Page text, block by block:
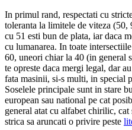
In primul rand, respectati cu
toleranta la limitele de viteza
cu 51 esti bun de plata, iar daca
cu lumanarea. In toate
60, uneori chiar la 40 (in general
te opreste daca mergi legal, dar
fata masinii, si-s multi, in special
Soselele principale sunt in stare
european sau national pe cat
general atat cu alfabet chirilic,
strica sa aruncati o privire peste